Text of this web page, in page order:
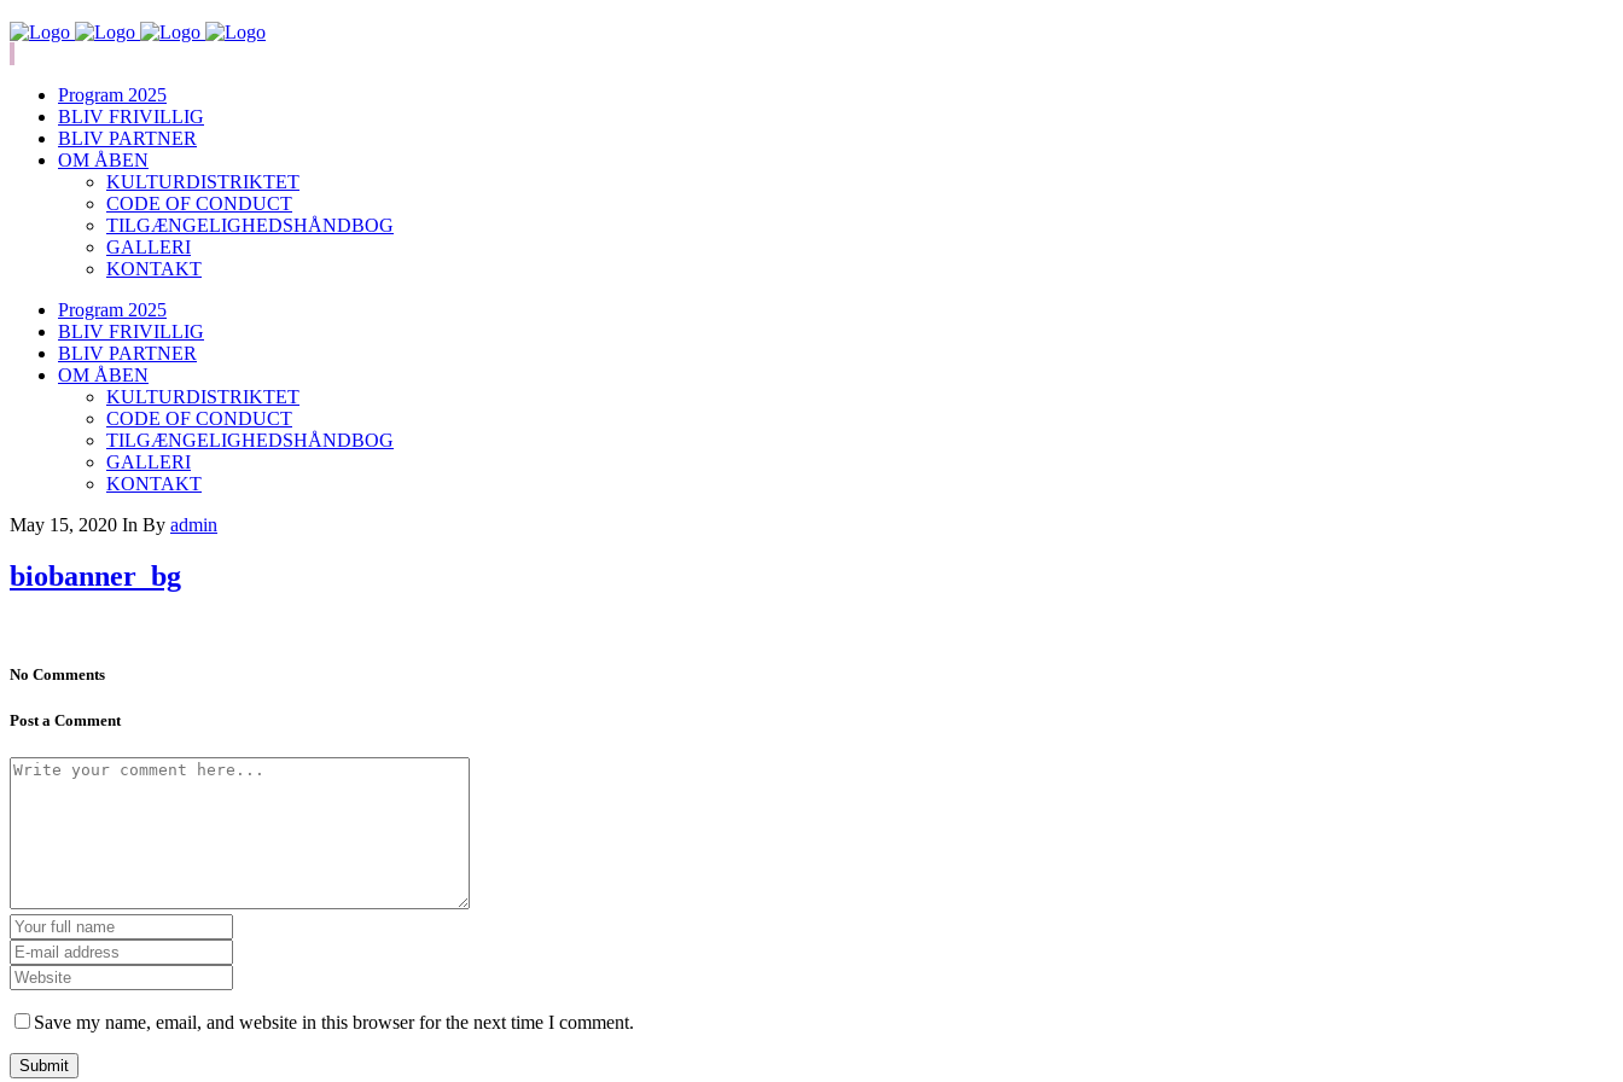
Program 2025
BLIV FRIVILLIG
BLIV PARTNER
OM ÅBEN
KULTURDISTRIKTET
CODE OF CONDUCT
TILGÆNGELIGHEDSHÅNDBOG
GALLERI
KONTAKT
Program 2025
BLIV FRIVILLIG
BLIV PARTNER
OM ÅBEN
KULTURDISTRIKTET
CODE OF CONDUCT
TILGÆNGELIGHEDSHÅNDBOG
GALLERI
KONTAKT
May 15, 2020 In By admin
biobanner_bg
No Comments
Post a Comment
Save my name, email, and website in this browser for the next time I comment.